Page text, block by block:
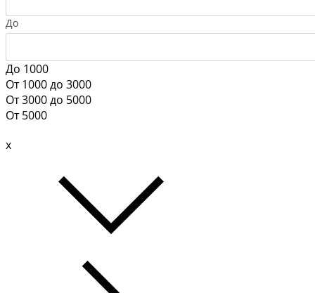
До
До 1000
От 1000 до 3000
От 3000 до 5000
От 5000
x